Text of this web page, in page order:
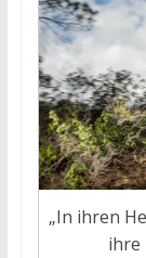
„In ihren
ihre